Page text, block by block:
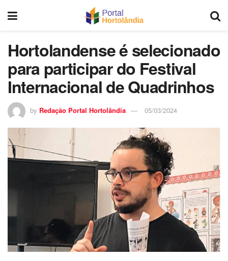
Hortolandense é selecionado
para participar do Festival
Internacional de Quadrinhos
by Redação Portal Hortolândia 05/03/2024